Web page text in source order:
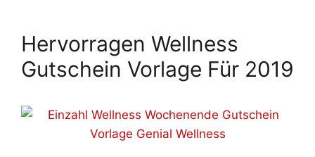
Hervorragen Wellness
Gutschein Vorlage Für 2019